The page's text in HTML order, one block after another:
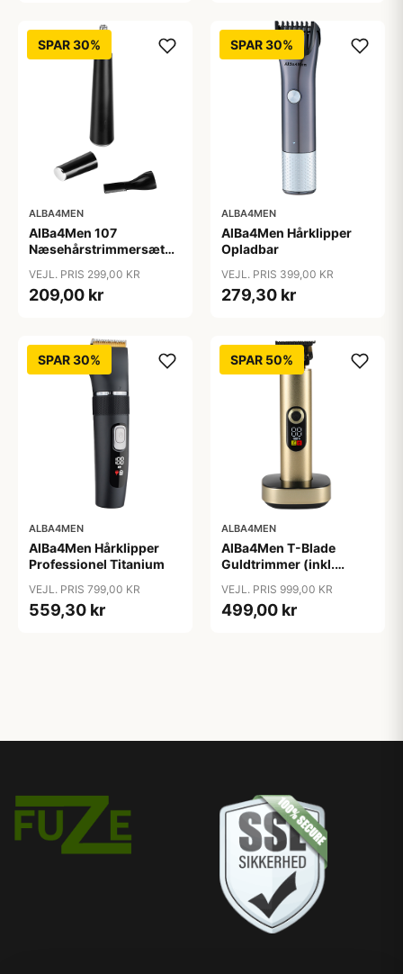
SPAR 30%
ALBA4MEN
AlBa4Men 107
Næsehårstrimmersæt
VEJL. PRIS 299,00 KR
209,00 kr
SPAR 30%
ALBA4MEN
AlBa4Men Hårklipper
Opladbar
VEJL. PRIS 399,00 KR
279,30 kr
SPAR 30%
ALBA4MEN
AlBa4Men Hårklipper
Professionel Titanium
VEJL. PRIS 799,00 KR
559,30 kr
SPAR 50%
ALBA4MEN
AlBa4Men T-Blade
Guldtrimmer (inkl.
VEJL. PRIS 999,00 KR
499,00 kr